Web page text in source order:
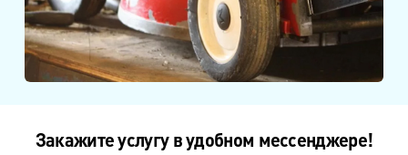
Закажите услугу в удобном мессенджере!